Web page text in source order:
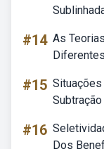
#14 As
#15
#16
Dos